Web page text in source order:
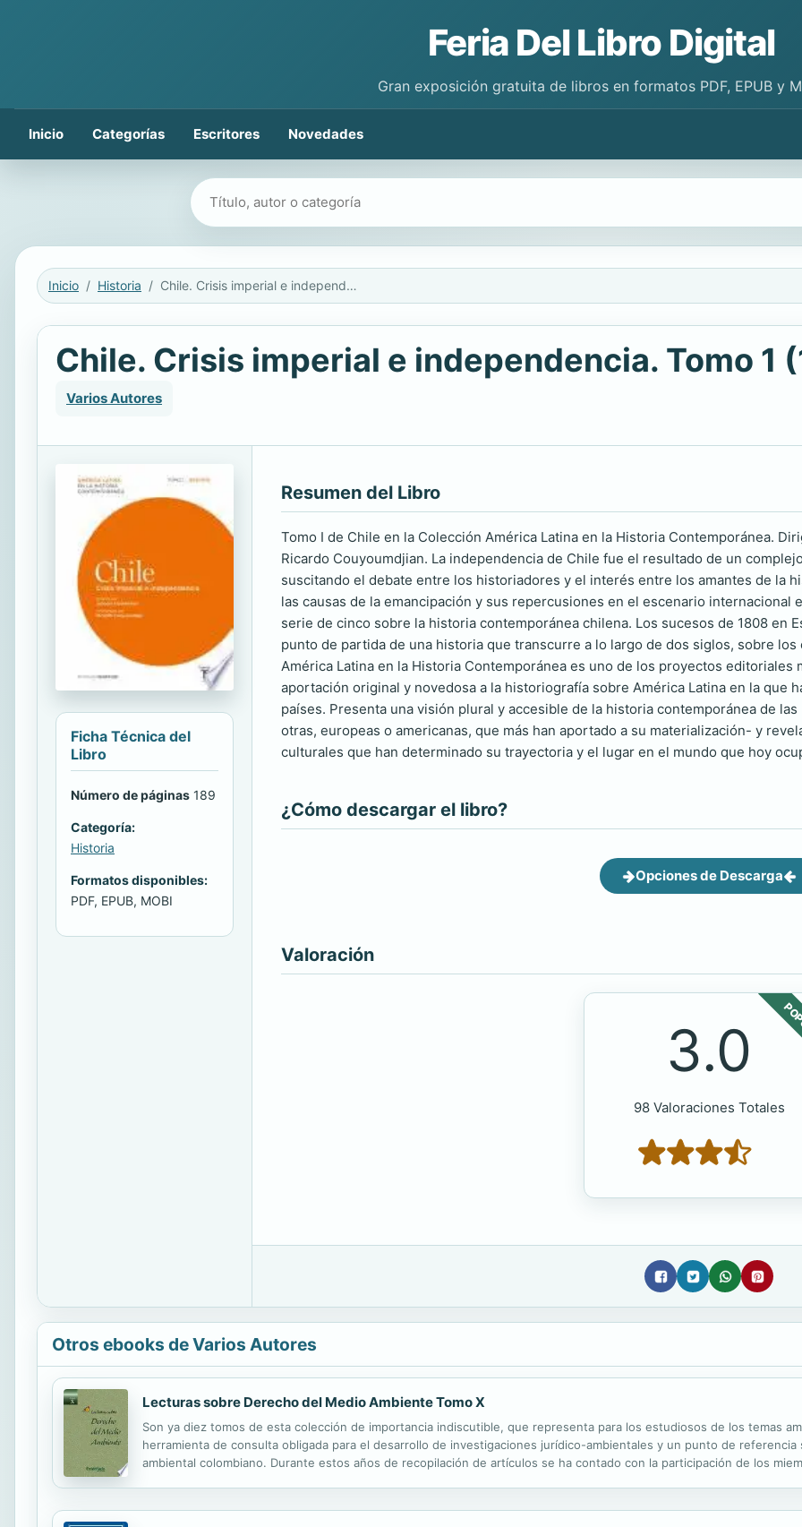
Feria Del Libro Digital
Gran exposición gratuita de libros en formatos PDF, EPUB y
Inicio Categorías Escritores Novedades
Buscar libros
Inicio Historia Chile. Crisis imperial e independencia. Tomo 1 (1808-1830)
Chile. Crisis imperial e independencia. Tomo 1
Varios Autores
Ficha Técnica del
Libro
Número de páginas 189
Categoría:
Historia
Formatos disponibles:
PDF, EPUB, MOBI
Resumen del Libro
Tomo I de Chile en la Colección América Latina en la Historia Contemporánea.
Ricardo Couyoumdjian. La independencia de Chile fue el resultado de un
suscitando el debate entre los historiadores y el interés entre los amantes de la
las causas de la emancipación y sus repercusiones en el escenario
serie de cinco sobre la historia contemporánea chilena. Los sucesos de 1808 en
punto de partida de una historia que transcurre a lo largo de dos siglos, sobre
América Latina en la Historia Contemporánea es uno de los proyectos editoriales
aportación original y novedosa a la historiografía sobre América Latina en la que
países. Presenta una visión plural y accesible de la historia contemporánea de
otras, europeas o americanas, que más han aportado a su materialización- y
culturales que han determinado su trayectoria y el lugar en el mundo que hoy
¿Cómo descargar el libro?
Opciones de Descarga
Valoración
3.0
98 Valoraciones Totales
Otros ebooks de Varios Autores
Lecturas sobre Derecho del Medio Ambiente Tomo X
Son ya diez tomos de esta colección de importancia indiscutible, que representa para los estudiosos de los temas
herramienta de consulta obligada para el desarrollo de investigaciones jurídico-ambientales y un punto de
ambiental colombiano. Durante estos años de recopilación de artículos se ha contado con la participación de los